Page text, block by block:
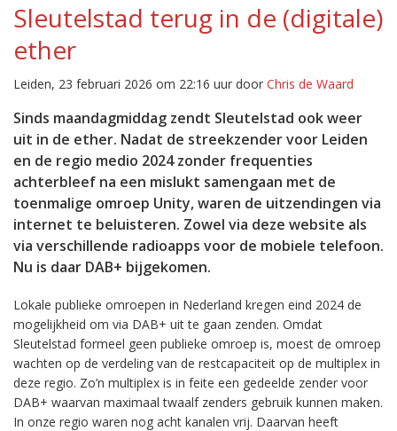
Sleutelstad terug in de (digitale)
ether
Leiden, 23 februari 2026 om 22:16 uur door Chris de Waard
Sinds maandagmiddag zendt Sleutelstad ook weer
uit in de ether. Nadat de streekzender voor Leiden
en de regio medio 2024 zonder frequenties
achterbleef na een mislukt samengaan met de
toenmalige omroep Unity, waren de uitzendingen via
internet te beluisteren. Zowel via deze website als
via verschillende radioapps voor de mobiele telefoon.
Nu is daar DAB+ bijgekomen.
Lokale publieke omroepen in Nederland kregen eind 2024 de
mogelijkheid om via DAB+ uit te gaan zenden. Omdat
Sleutelstad formeel geen publieke omroep is, moest de omroep
wachten op de verdeling van de restcapaciteit op de multiplex in
deze regio. Zo’n multiplex is in feite een gedeelde zender voor
DAB+ waarvan maximaal twaalf zenders gebruik kunnen maken.
In onze regio waren nog acht kanalen vrij. Daarvan heeft